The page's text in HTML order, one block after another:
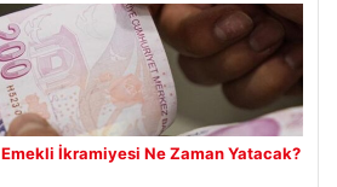
İkramiyesi Ne Zaman Yatacak?